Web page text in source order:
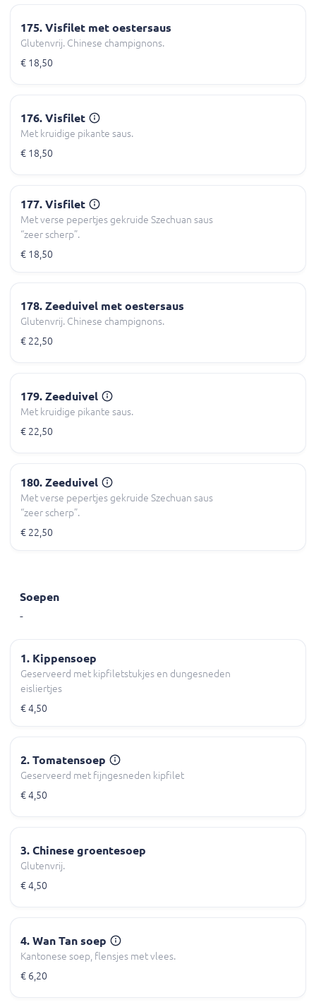
175. Visfilet met oestersaus
Glutenvrij. Chinese champignons.
€ 18,50
176. Visfilet
Met kruidige pikante saus.
€ 18,50
177. Visfilet
Met verse pepertjes gekruide Szechuan saus
“zeer scherp”.
€ 18,50
178. Zeeduivel met oestersaus
Glutenvrij. Chinese champignons.
€ 22,50
179. Zeeduivel
Met kruidige pikante saus.
€ 22,50
180. Zeeduivel
Met verse pepertjes gekruide Szechuan saus
“zeer scherp”.
€ 22,50
Soepen
-
1. Kippensoep
Geserveerd met kipfiletstukjes en dungesneden
eisliertjes
€ 4,50
2. Tomatensoep
Geserveerd met fijngesneden kipfilet
€ 4,50
3. Chinese groentesoep
Glutenvrij.
€ 4,50
4. Wan Tan soep
Kantonese soep, flensjes met vlees.
€ 6,20